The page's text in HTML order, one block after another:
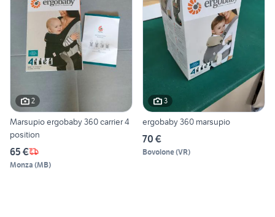
2
Marsupio ergobaby 360 carrier 4
position
65 €
Monza (MB)
3
ergobaby 360 marsupio
70 €
Bovolone(VR)